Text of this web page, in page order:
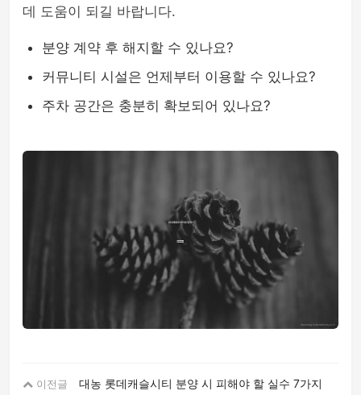
데 도움이 되길 바랍니다.
분양 계약 후 해지할 수 있나요?
커뮤니티 시설은 언제부터 이용할 수 있나요?
주차 공간은 충분히 확보되어 있나요?
이전글
대농 롯데캐슬시티 분양 시 피해야 할 실수 7가지